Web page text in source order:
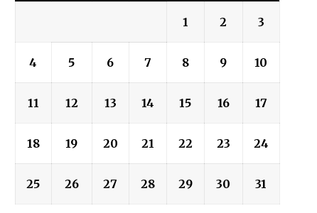
1 2 3
4 5 6 7 8 9 10
11 12 13 14 15 16 17
18 19 20 21 22 23 24
25 26 27 28 29 30 31